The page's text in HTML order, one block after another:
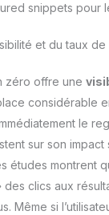
snippets pour
et du taux de
zéro offre une
considérable
le
sur son impact
études montrent
clics aux
Même si